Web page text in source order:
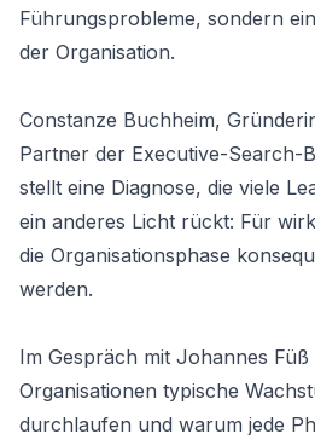
Führungsprobleme, sondern
der Organisation.
Constanze Buchheim,
Partner der Executive-Search-
stellt eine Diagnose, die viele
ein anderes Licht rückt: Für
die Organisationsphase
werden.
Im Gespräch mit Johannes Füß
Organisationen typische
durchlaufen und warum jede